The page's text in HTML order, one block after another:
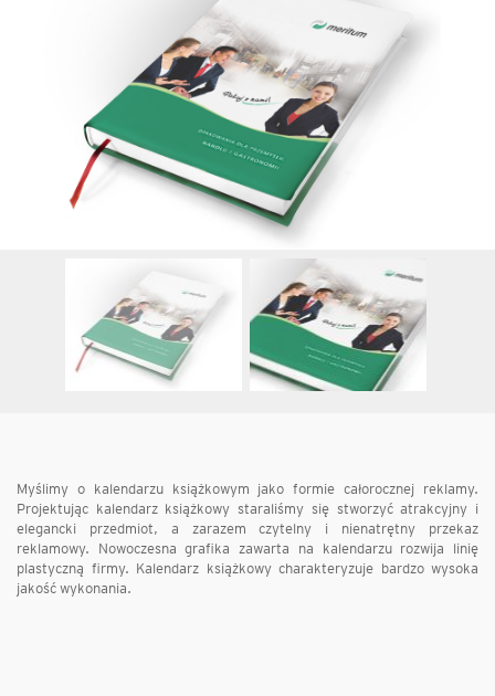
Myślimy o kalendarzu książkowym jako formie całorocznej reklamy.
Projektując kalendarz książkowy staraliśmy się stworzyć atrakcyjny i
elegancki przedmiot, a zarazem czytelny i nienatrętny przekaz
reklamowy. Nowoczesna grafika zawarta na kalendarzu rozwija linię
plastyczną firmy. Kalendarz książkowy charakteryzuje bardzo wysoka
jakość wykonania.